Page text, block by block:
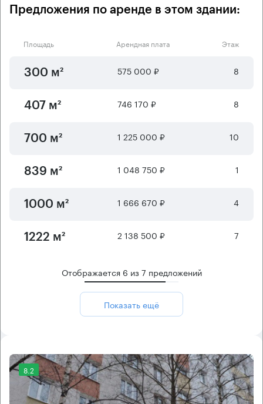
Предложения по аренде в этом здании:
Площадь Арендная плата Этаж
300 м² 575 000 ₽ 8
407 м² 746 170 ₽ 8
700 м² 1 225 000 ₽ 10
839 м² 1 048 750 ₽ 1
1000 м² 1 666 670 ₽ 4
1222 м² 2 138 500 ₽ 7
Отображается 6 из7 предложений
Показать ещё
8.2